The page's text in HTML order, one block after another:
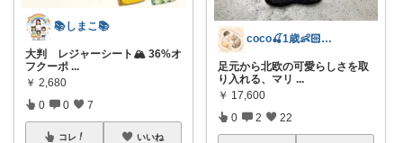
📚しまこ📚
大判 レジャーシート🏔️ 36%オ
フクーポ ...
￥ 2,680
0 0 7
コレ いいね
coco🍒1歳👶🏻5歳🐈
足元から北欧の可愛らしさを取
り入れる、マリ ...
￥ 17,600
0 2 22